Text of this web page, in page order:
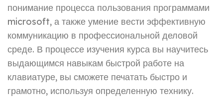
понимание процесса пользования программами
microsoft, а также умение вести эффективную
коммуникацию в профессиональной деловой
среде. В процессе изучения курса вы научитесь
выдающимся навыкам быстрой работе на
клавиатуре, вы сможете печатать быстро и
грамотно, используя определенную технику.